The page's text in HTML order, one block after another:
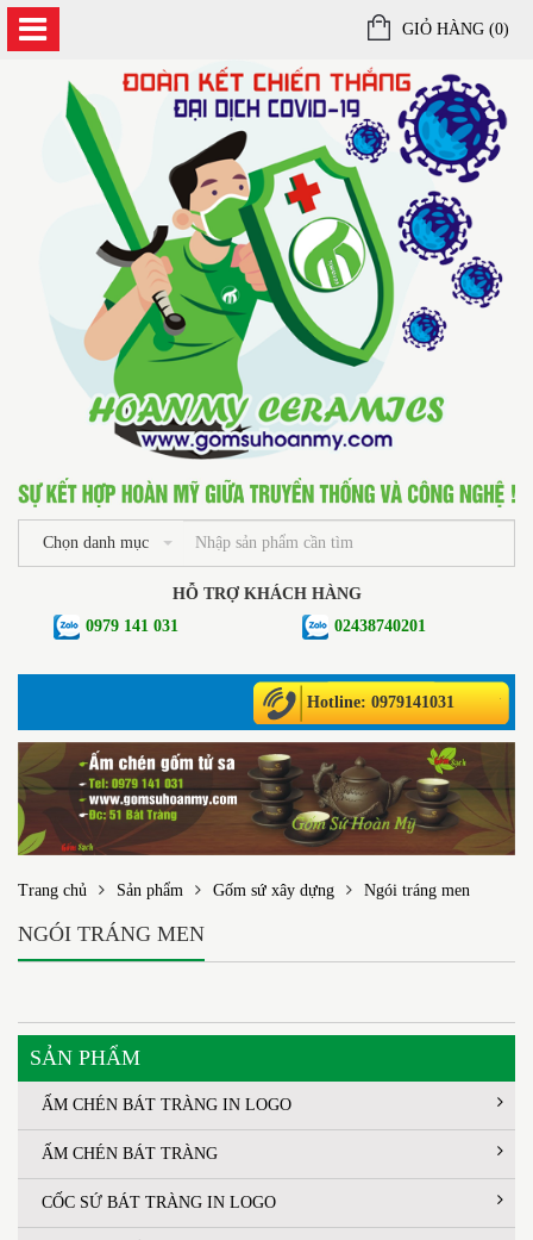
GIỎ HÀNG (0)
Chọn danh mục
HỖ TRỢ KHÁCH HÀNG
0979 141 031
02438740201
Hotline: 0979141031
Trang chủ Sản phẩm Gốm sứ xây dựng Ngói tráng men
NGÓI TRÁNG MEN
SẢN PHẨM
ẤM CHÉN BÁT TRÀNG IN LOGO
ẤM CHÉN BÁT TRÀNG
CỐC SỨ BÁT TRÀNG IN LOGO